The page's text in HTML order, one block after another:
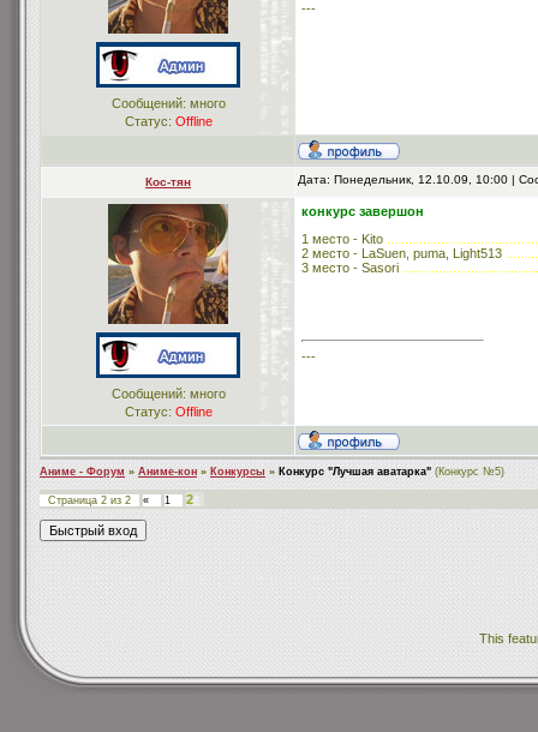
Сообщений: много
Статус: Offline
---
Кос-тян Дата: Понедельник, 12.10.09, 10:00 |
Сообщений: много
Статус: Offline
конкурс завершон
1 место - Kito
2 место - LaSuen, puma, Light513
3 место - Sasori
---
Аниме - Форум » Аниме-кон » Конкурсы » Конкурс "Лучшая аватарка" (Конкурс №5)
Страница 2 из 2 « 1 2
This